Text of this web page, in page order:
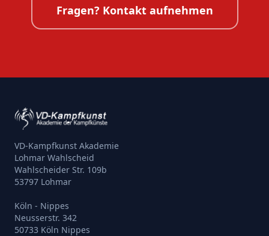
Fragen? Kontakt aufnehmen
VD-Kampfkunst Akademie
Lohmar Wahlscheid
Wahlscheider Str. 109b
53797 Lohmar
Köln - Nippes
Neusserstr. 342
50733 Köln Nippes